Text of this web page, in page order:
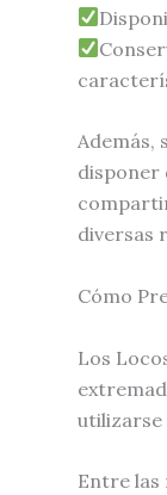
Además,
disponer
diversas
Cómo
Los
utilizarse
Entre las